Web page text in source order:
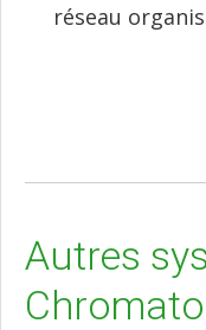
réseau
Autres